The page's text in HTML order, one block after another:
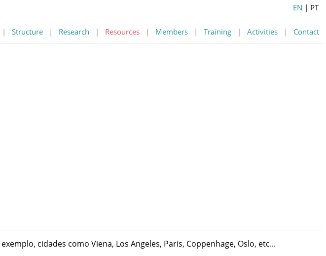
| Structure | Research | Resources | Members | Training | Activities | Contact
EN | PT
exemplo, cidades como Viena, Los Angeles, Paris, Coppenhage, Oslo, etc...